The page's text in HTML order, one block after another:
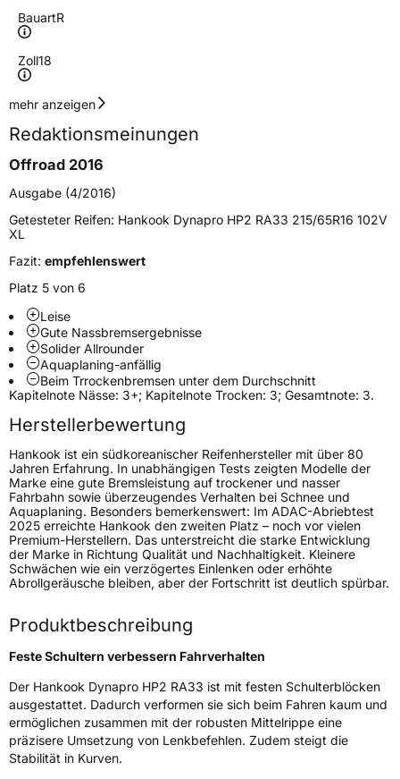
BauartR
Zoll18
Geschwindigkeitsindex
Höchstgeschwindigkeit
210 km/h
Lastindex108
Höchstlast1000 kg
Gewicht (in kg)
Generelle Merkmale
Fahrzeugtyp
VerwendungSommerreifen
ModellnameDynapro HP2 RA33
FahrzeugartPKW & SUV
Weitere Eigenschaften
SchlauchtypTL
ZustandNeureifen
M+SJa
NasshaftungC
Rollgeräusch (Klasse)B
mehr anzeigen
Redaktionsmeinungen
Offroad 2016
Ausgabe (4/2016)
Getesteter Reifen: Hankook Dynapro HP2 RA33 215/65R16 102V
XL
Fazit: empfehlenswert
Platz 5 von 6
Leise
Gute Nassbremsergebnisse
Solider Allrounder
Aquaplaning-anfällig
Beim Trrockenbremsen unter dem Durchschnitt
Kapitelnote Nässe: 3+; Kapitelnote Trocken: 3; Gesamtnote: 3.
Herstellerbewertung
Hankook ist ein südkoreanischer Reifenhersteller mit über 80
Jahren Erfahrung. In unabhängigen Tests zeigten Modelle der
Marke eine gute Bremsleistung auf trockener und nasser
Fahrbahn sowie überzeugendes Verhalten bei Schnee und
Aquaplaning. Besonders bemerkenswert: Im ADAC-Abriebtest
2025 erreichte Hankook den zweiten Platz – noch vor vielen
Premium-Herstellern. Das unterstreicht die starke Entwicklung
der Marke in Richtung Qualität und Nachhaltigkeit. Kleinere
Schwächen wie ein verzögertes Einlenken oder erhöhte
Abrollgeräusche bleiben, aber der Fortschritt ist deutlich spürbar.
Produktbeschreibung
Feste Schultern verbessern Fahrverhalten
Der Hankook Dynapro HP2 RA33 ist mit festen Schulterblöcken
ausgestattet. Dadurch verformen sie sich beim Fahren kaum und
ermöglichen zusammen mit der robusten Mittelrippe eine
präzisere Umsetzung von Lenkbefehlen. Zudem steigt die
Stabilität in Kurven.